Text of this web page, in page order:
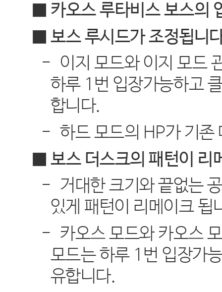
■ 카오스 루타비스 보스의
■ 보스 루시드가 조정됩니
- 이지 모드와 이지 모드
하루 1 번 입장가능하고
합니다.
- 하드 모드의 HP가 기존
■ 보스 더스크의 패턴이 리
- 거대한 크기와 끝없는
있게 패턴이 리메이크 됩
- 카오스 모드와 카오스
모드는 하루 1 번 입장가
유합니다.